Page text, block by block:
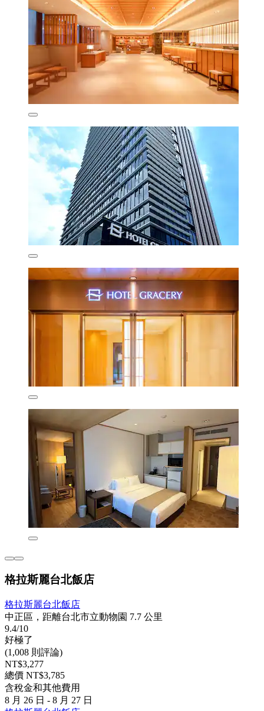
格拉斯麗台北飯店
格拉斯麗台北飯店
中正區，距離台北市立動物園 7.7 公里
9.4/10
好極了
(1,008 則評論)
NT$3,277
總價 NT$3,785
含稅金和其他費用
8 月 26 日 - 8 月 27 日